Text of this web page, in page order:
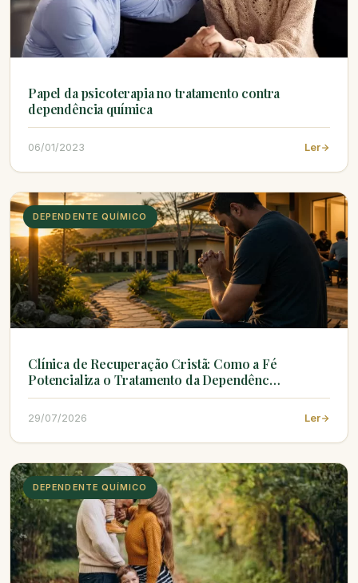
Papel da psicoterapia no tratamento contra
dependência química
06/01/2023 Ler
DEPENDENTE QUÍMICO
Clínica de Recuperação Cristã: Como a Fé
Potencializa o Tratamento da Dependênc…
29/07/2026 Ler
DEPENDENTE QUÍMICO